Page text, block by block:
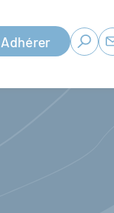
Adhérer